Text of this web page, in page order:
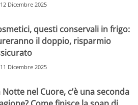
12 Dicembre 2025
questi conservali in frigo:
il doppio, risparmio
11 Dicembre 2025
Notte nel Cuore, c’è una seconda